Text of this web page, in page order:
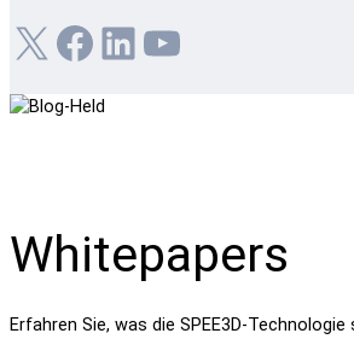
X Facebook LinkedIn YouTube
Whitepapers
Erfahren Sie, was die SPEE3D-